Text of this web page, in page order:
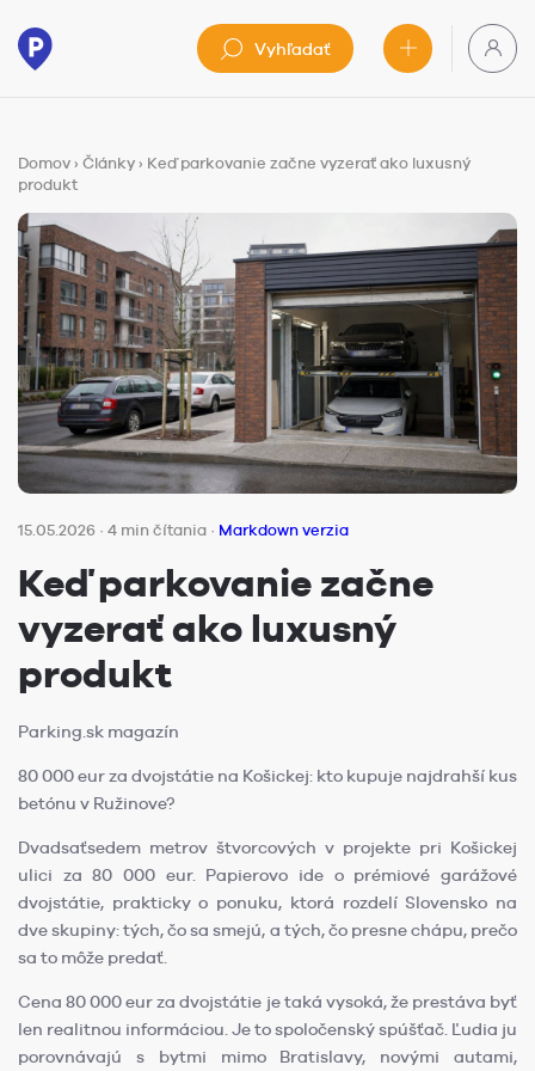
Vyhľadať
Domov › Články › Keď parkovanie začne vyzerať ako luxusný
produkt
15.05.2026 · 4 min čítania · Markdown verzia
Keď parkovanie začne
vyzerať ako luxusný
produkt
Parking.sk magazín
80 000 eur za dvojstátie na Košickej: kto kupuje najdrahší kus
betónu v Ružinove?
Dvadsaťsedem metrov štvorcových v projekte pri Košickej
ulici za 80 000 eur. Papierovo ide o prémiové garážové
dvojstátie, prakticky o ponuku, ktorá rozdelí Slovensko na
dve skupiny: tých, čo sa smejú, a tých, čo presne chápu, prečo
sa to môže predať.
Cena 80 000 eur za dvojstátie je taká vysoká, že prestáva byť
len realitnou informáciou. Je to spoločenský spúšťač. Ľudia ju
porovnávajú s bytmi mimo Bratislavy, novými autami,